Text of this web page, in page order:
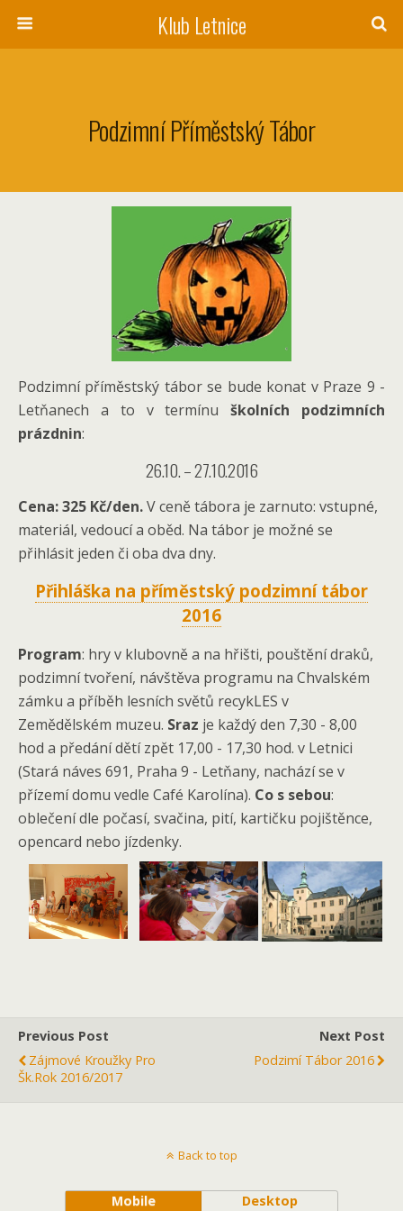
Klub Letnice
Podzimní Příměstský Tábor
Podzimní příměstský tábor se bude konat v Praze 9 -
Letňanech a to v termínuškolních podzimních
prázdnin:
26.10. – 27.10.2016
Cena: 325 Kč/den.V ceně tábora je zarnuto: vstupné,
materiál, vedoucí a oběd. Na tábor je možné se
přihlásit jeden či oba dva dny.
Přihláška na příměstský podzimní tábor
2016
Program: hry v klubovně a na hřišti, pouštění draků,
podzimní tvoření, návštěva programu na Chvalském
zámku a příběh lesních světů recykLES v
Zemědělském muzeu. Sraz je každý den 7,30 - 8,00
hod a předání dětí zpět 17,00 - 17,30 hod. v Letnici
(Stará náves 691, Praha 9 - Letňany, nachází se v
přízemí domu vedle Café Karolína). Co s sebou:
oblečení dle počasí, svačina, pití, kartičku pojištěnce,
opencard nebo jízdenky.
Previous Post
Zájmové Kroužky Pro
Šk.rok 2016/2017
Next Post
Podzimí Tábor 2016
Back to top
Mobile Desktop